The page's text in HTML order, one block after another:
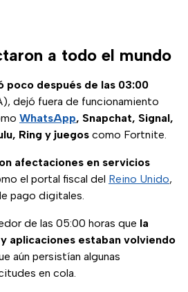
a todo el mundo
poco después de las 03:00
dejó fuera de funcionamiento
WhatsApp, Snapchat, Signal,
Ring y juegos como Fortnite.
afectaciones en servicios
el portal fiscal del Reino Unido,
pago digitales.
de las 05:00 horas que la
aplicaciones estaban volviendo
aún persistían algunas
en cola.